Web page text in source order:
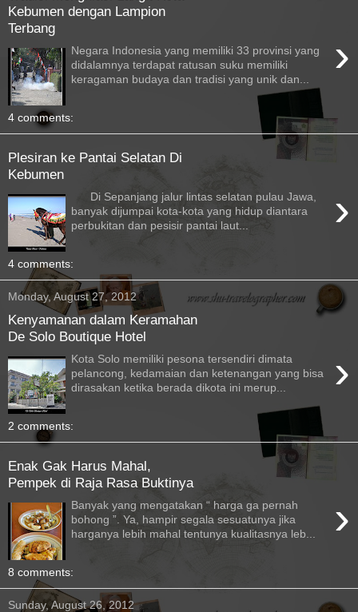
Kebumen dengan Lampion
Terbang
›
Negara Indonesia yang memiliki 33 provinsi yang
didalamnya terdapat ratusan suku memiliki
keragaman budaya dan tradisi yang unik dan...
4 comments:
Plesiran ke Pantai Selatan Di
Kebumen
›
Di Sepanjang jalur lintas selatan pulau Jawa,
banyak dijumpai kota-kota yang hidup diantara
perbukitan dan pesisir pantai laut...
4 comments:
Monday, August 27, 2012
Kenyamanan dalam Keramahan
De Solo Boutique Hotel
›
Kota Solo memiliki pesona tersendiri dimata
pelancong, kedamaian dan ketenangan yang bisa
dirasakan ketika berada dikota ini merup...
2 comments:
Enak Gak Harus Mahal,
Pempek di Raja Rasa Buktinya
›
Banyak yang mengatakan “ harga ga pernah
bohong ”. Ya, hampir segala sesuatunya jika
harganya lebih mahal tentunya kualitasnya leb...
8 comments:
Sunday, August 26, 2012